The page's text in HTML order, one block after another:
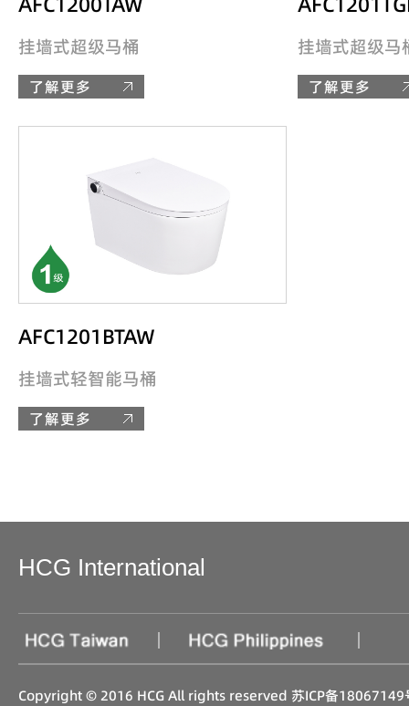
挂墙式超级马桶
了解更多
挂墙式超级马
了解更多
AFC1201BTAW
挂墙式轻智能马桶
了解更多
HCG International
| |
Copyright © 2016 HCG All rights reserved 苏ICP备